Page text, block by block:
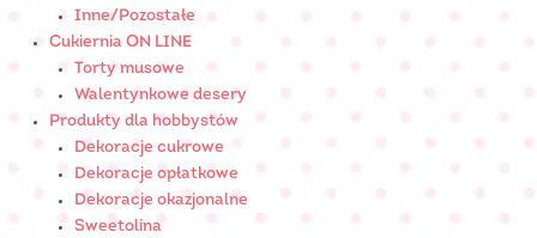
Inne/Pozostałe
Cukiernia ON LINE
Torty musowe
Walentynkowe desery
Produkty dla hobbystów
Dekoracje cukrowe
Dekoracje opłatkowe
Dekoracje okazjonalne
Sweetolina